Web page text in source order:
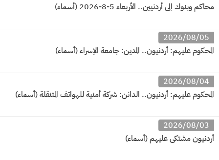
محاكم وبنوك إلى أردنيين.. الأربعاء 5-8-2026 (أسماء)
2026/08/05
المحكوم عليهم: أردنيون.. المدين: جامعة الإسراء (أسماء)
2026/08/04
المحكوم عليهم: أردنيون.. الدائن: شركة أمنية للهواتف المتنقلة (أسماء)
2026/08/03
أردنيون مشتكى عليهم (أسماء)